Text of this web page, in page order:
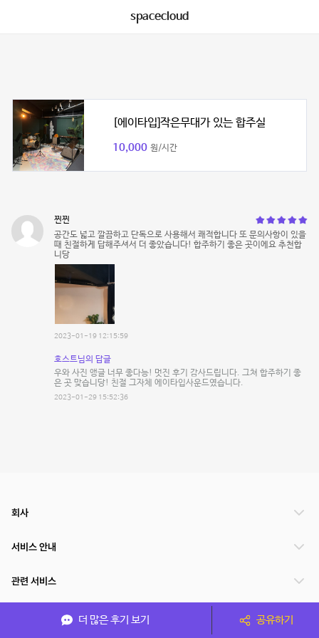
spacecloud
[에이타입]작은무대가 있는 합주실
10,000 원/시간
찐찐
공간도 넓고 깔끔하고 단독으로 사용해서 쾌적합니다 또 문의사항이 있을
때 친절하게 답해주셔서 더 좋았습니다! 합주하기 좋은 곳이에요 추천합
니당
2023-01-19 12:15:59
호스트님의 답글
우와 사진 앵글 너무 좋다능! 멋진 후기 감사드립니다. 그쳐 합주하기 좋
은 곳 맞습니당! 친절 그자체 에이타입사운드였습니다.
2023-01-29 15:52:36
더 많은 후기 보기 공유하기
회사
서비스 안내
관련 서비스